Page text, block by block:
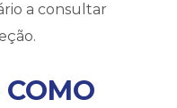
a consultar